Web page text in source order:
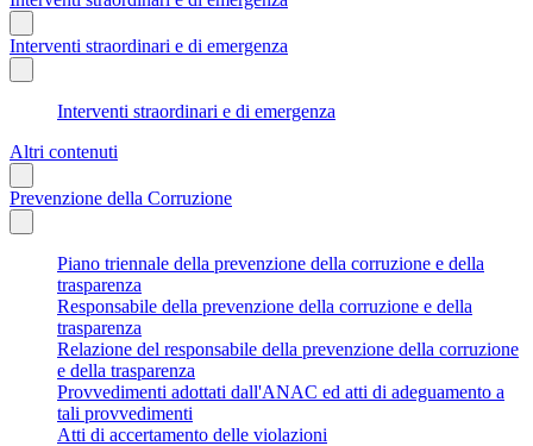
Interventi straordinari e di emergenza
Interventi straordinari e di emergenza
Altri contenuti
Prevenzione della Corruzione
Piano triennale della prevenzione della corruzione e della
trasparenza
Responsabile della prevenzione della corruzione e della
trasparenza
Relazione del responsabile della prevenzione della corruzione
e della trasparenza
Provvedimenti adottati dall'ANAC ed atti di adeguamento a
tali provvedimenti
Atti di accertamento delle violazioni